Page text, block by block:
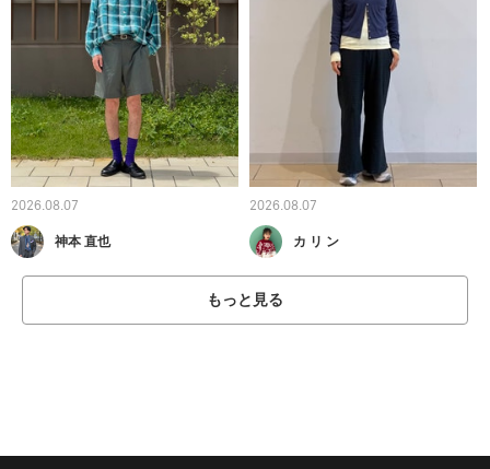
2026.08.07
神本 直也
2026.08.07
カ リ ン
もっと見る